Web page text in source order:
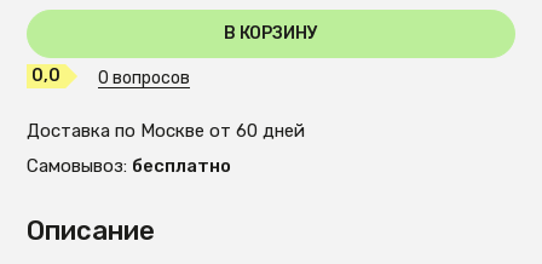
Описание
В КОРЗИНУ
0,0 0 вопросов
Доставка по Москве от 60 дней
Самовывоз: бесплатно